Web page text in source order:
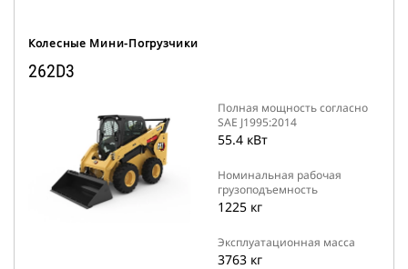
Колесные Мини-Погрузчики
262D3
Полная мощность согласно
SAE J1995:2014
55.4 кВт
Номинальная рабочая
грузоподъемность
1225 кг
Эксплуатационная масса
3763 кг